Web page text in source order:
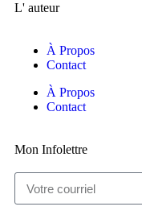
L' auteur
À Propos
Contact
À Propos
Contact
Mon Infolettre